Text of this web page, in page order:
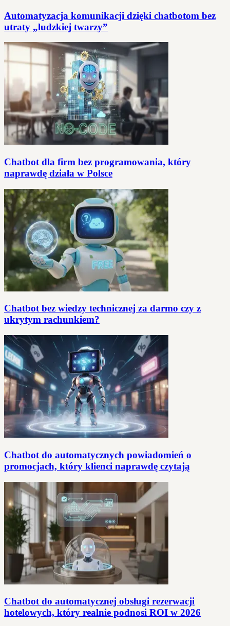
Automatyzacja komunikacji dzięki chatbotom bez
utraty „ludzkiej twarzy”
Chatbot dla firm bez programowania, który
naprawdę działa w Polsce
Chatbot bez wiedzy technicznej za darmo czy z
ukrytym rachunkiem?
Chatbot do automatycznych powiadomień o
promocjach, który klienci naprawdę czytają
Chatbot do automatycznej obsługi rezerwacji
hotelowych, który realnie podnosi ROI w 2026